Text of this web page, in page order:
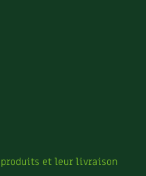
produits et leur livraison